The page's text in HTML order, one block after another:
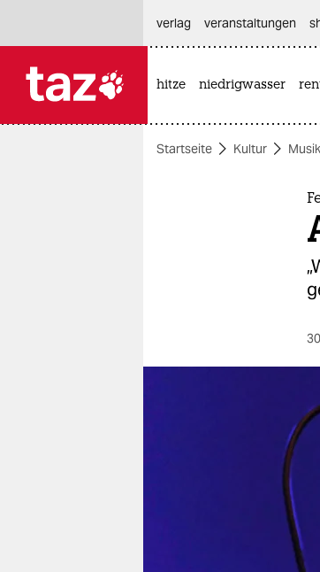
themen
verlag
veranstaltungen
hitze niedrigwasser
Startseite Kultur Musik